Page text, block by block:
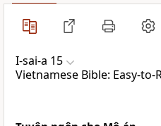
I-sai-a 15
Vietnamese Bible: Easy-to-